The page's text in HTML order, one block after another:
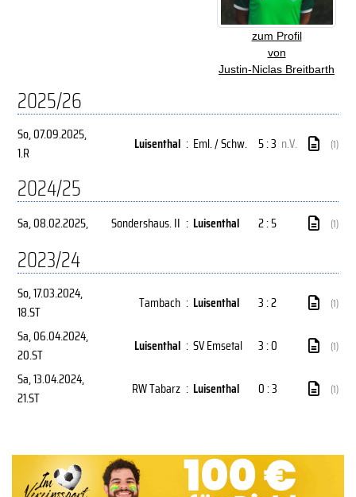
zum Profil
von
Justin-Niclas Breitbarth
2025/26
So, 07.09.2025,
1.R
Luisenthal : Eml. / Schw. 5 : 3 n.V. (1)
2024/25
Sa, 08.02.2025, Sondershaus. II : Luisenthal 2 : 5 (1)
2023/24
So, 17.03.2024,
18.ST
Tambach : Luisenthal 3 : 2 (1)
Sa, 06.04.2024,
20.ST
Luisenthal : SV Emsetal 3 : 0 (1)
Sa, 13.04.2024,
21.ST
RW Tabarz : Luisenthal 0 : 3 (1)